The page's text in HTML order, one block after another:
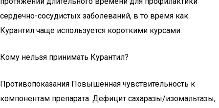
сердечно-сосудистых заболеваний, в то время как
Курантил чаще используется короткими курсами.
Кому нельзя принимать Курантил?
Противопоказания Повышенная чувствительность к
компонентам препарата. Дефицит сахаразы/изомальтазы,